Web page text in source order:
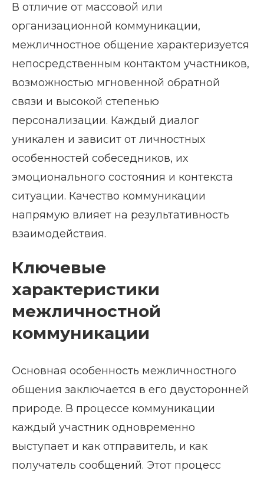
В отличие от массовой или
организационной коммуникации,
межличностное общение характеризуется
непосредственным контактом участников,
возможностью мгновенной обратной
связи и высокой степенью
персонализации. Каждый диалог
уникален и зависит от личностных
особенностей собеседников, их
эмоционального состояния и контекста
ситуации. Качество коммуникации
напрямую влияет на результативность
взаимодействия.
Ключевые
характеристики
межличностной
коммуникации
Основная особенность межличностного
общения заключается в его двусторонней
природе. В процессе коммуникации
каждый участник одновременно
выступает и как отправитель, и как
получатель сообщений. Этот процесс